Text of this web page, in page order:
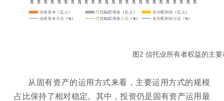
图2 信托业所有者权益的
从固有资产的运用方式来看，主要运用方式的规模
占比保持了相对稳定。其中，投资仍是固有资产运用最